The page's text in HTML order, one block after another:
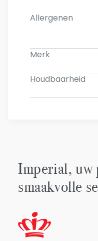
Allergenen
Merk
Houdbaarheid
Imperial, uw
smaakvolle